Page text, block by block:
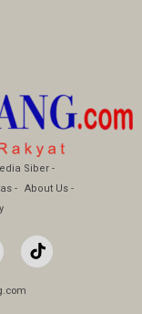
Siber
About Us